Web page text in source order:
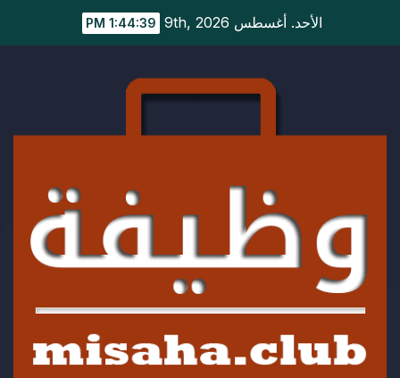
الأحد. أغسطس 9th, 2026 1:44:39 PM